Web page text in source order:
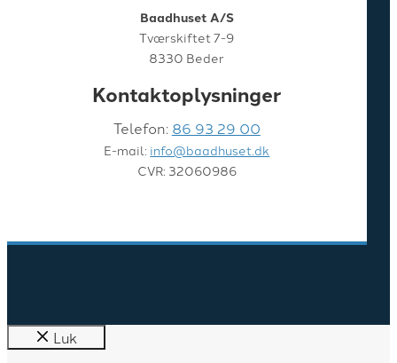
Baadhuset A/S
Tværskiftet 7-9
8330 Beder
Kontaktoplysninger
Telefon: 86 93 29 00
E-mail: info@baadhuset.dk
CVR: 32060986
Luk